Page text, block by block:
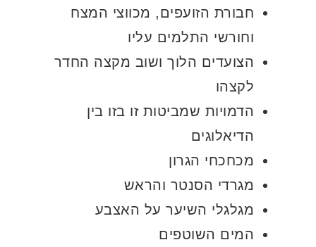
חבורת הזועפים, מכווצי המצח
וחורשי התלמים עליו
הצועדים הלוך ושוב מקצה החדר
לקצהו
הדמויות שמביטות זו בזו בין
הדיאלוגים
מכחכחי הגרון
מגרדי הסנטר והראש
מגלגלי השיער על האצבע
המים השוטפים